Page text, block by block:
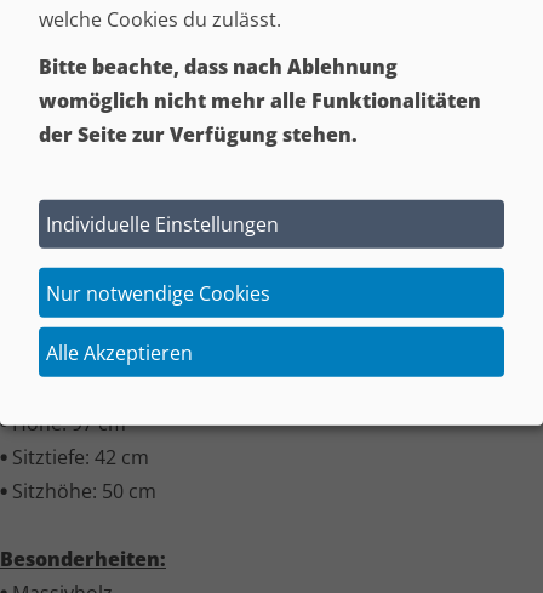
Maße:
Tiefe: 66 cm
•Höhe: 97 cm
• Sitztiefe: 42 cm
• Sitzhöhe: 50 cm
Besonderheiten:
welche Cookies du zulässt.
Bitte beachte, dass nach Ablehnung
womöglich nicht mehr alle Funktionalitäten
der Seite zur Verfügung stehen.
Individuelle Einstellungen
Nur notwendige Cookies
Alle Akzeptieren